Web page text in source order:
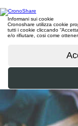
Informani sui cookie
Cronoshare utilizza cookie
tutti i cookie cliccando
e/o rifiutare, cosi come